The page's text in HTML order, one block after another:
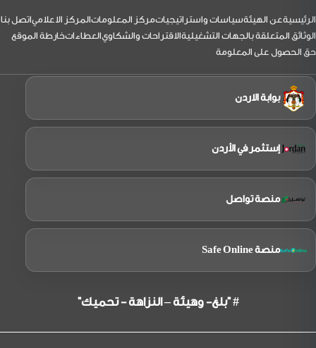
التذييل
الرئيسيةعن الهيئةسياسات واستراتيجياتمركز المعلوماتالمركز الاعلامياتصل بنا
الوثائق المتعلقة بالجهات التشغيليةالاقتراحات والشكاويالعطاءاتخارطة الموقع
حق الحصول على المعلومة
بوابة الاردن
إستثمر في الأردن
منصة تواصل
منصة Safe Online
# "بلغ- وهيئة – النزاهة - تحميك"